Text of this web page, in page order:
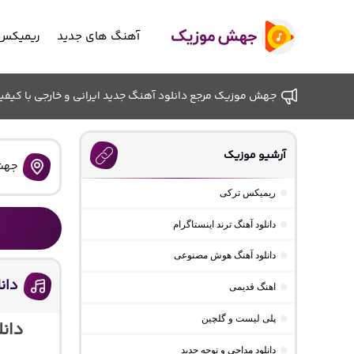
آهنگ های جدید
جهش موزیک مرجع دانلود آهنگ جدید ایرانی و خارجی با
آرشیو موزیک
ریمیکس ترکی
دانلود آهنگ ترند اینستاگرام
دانلود آهنگ هوش مصنوعی
اهنگ قدیمی
پلی لیست و گلچین
دانلود مداحی و نوحه جدید